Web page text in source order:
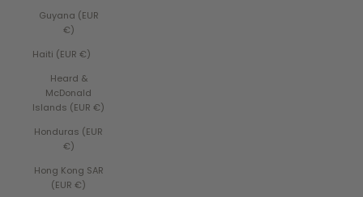
Guyana (EUR
€)
Haiti (EUR €)
Heard &
McDonald
Islands (EUR €)
Honduras (EUR
€)
Hong Kong SAR
(EUR €)